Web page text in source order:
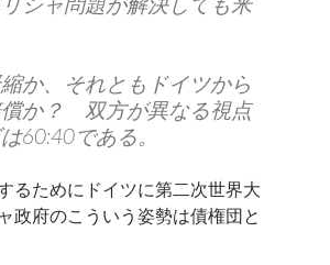
か、それともドイツから
か？ 双方が異なる視点
60:40である。
るためにドイツに第二次世界大
政府のこういう姿勢は債権団と